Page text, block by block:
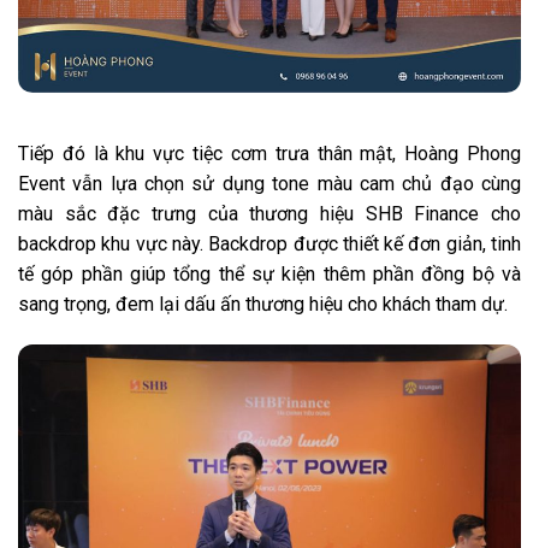
Tiếp đó là khu vực tiệc cơm trưa thân mật, Hoàng Phong
Event vẫn lựa chọn sử dụng tone màu cam chủ đạo cùng
màu sắc đặc trưng của thương hiệu SHB Finance cho
backdrop khu vực này. Backdrop được thiết kế đơn giản, tinh
tế góp phần giúp tổng thể sự kiện thêm phần đồng bộ và
sang trọng, đem lại dấu ấn thương hiệu cho khách tham dự.